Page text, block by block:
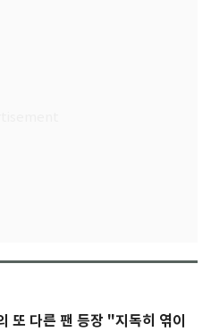
또 다른 팬 등장 "지독히 엮이